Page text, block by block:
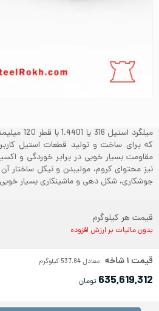
میلگرد
مقاومت بسیار خوبی در برابر خوردگی و
جوشکاری، شکل دهی و ماشینکاری بسیار خوبی
قیمت هر کیلوگرم
بدون مالیات بر ارزش افزوده
قیمت ۱شاخه معادل537.84 کیلوگرم
635,619,312 تومان